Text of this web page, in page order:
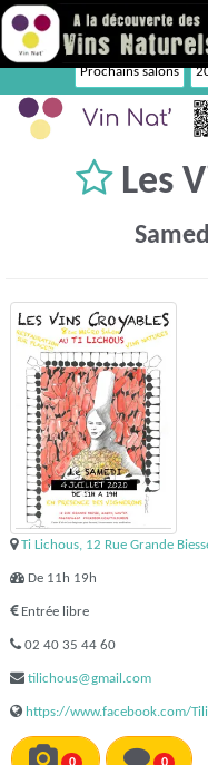
Prochains salons
Les
Ti Lichous, 12 Rue Grande
De 11h 19h
Entrée libre
02 40 35 44 60
tilichous@gmail.com
https://www.facebook.com/